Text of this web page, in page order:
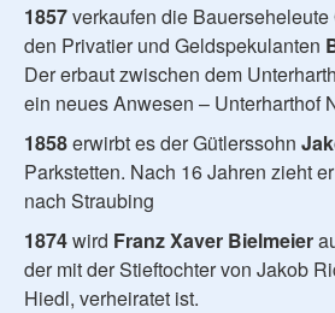
1857verkaufen die
den Privatier und Geldspekulanten
Der erbaut zwischen dem
ein neues Anwesen – Unterharthof
1858erwirbt es der Gütlerssohn
Parkstetten. Nach 16 Jahren zieht
nach Straubing
1874wird Franz Xaver Bielmeier
der mit der Stieftochter von Jakob
Hiedl, verheiratet ist.